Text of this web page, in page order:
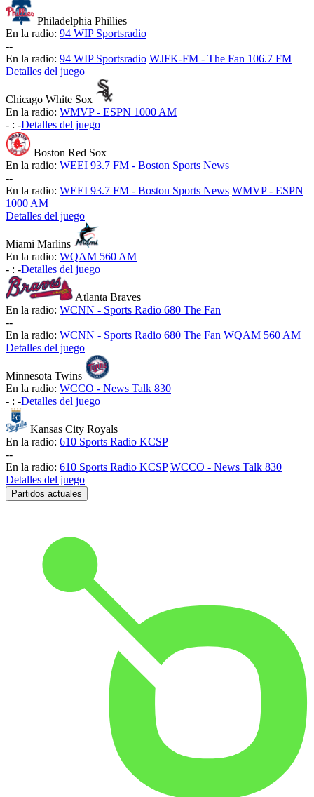
Philadelphia Phillies
En la radio: 94 WIP Sportsradio
--
En la radio: 94 WIP Sportsradio WJFK-FM - The Fan 106.7 FM
Detalles del juego
Chicago White Sox
En la radio: WMVP - ESPN 1000 AM
- : -Detalles del juego
Boston Red Sox
En la radio: WEEI 93.7 FM - Boston Sports News
--
En la radio: WEEI 93.7 FM - Boston Sports News WMVP - ESPN
1000 AM
Detalles del juego
Miami Marlins
En la radio: WQAM 560 AM
- : -Detalles del juego
Atlanta Braves
En la radio: WCNN - Sports Radio 680 The Fan
--
En la radio: WCNN - Sports Radio 680 The Fan WQAM 560 AM
Detalles del juego
Minnesota Twins
En la radio: WCCO - News Talk 830
- : -Detalles del juego
Kansas City Royals
En la radio: 610 Sports Radio KCSP
--
En la radio: 610 Sports Radio KCSP WCCO - News Talk 830
Detalles del juego
Partidos actuales